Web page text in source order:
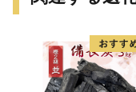
▼柑橘類：甘みが
▼パッションフル
かな酸味